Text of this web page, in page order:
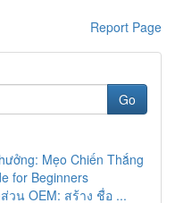
Report Page
Go
Mẹo Chiến Thắng
for Beginners
น OEM: สร้าง ชื่อ ...